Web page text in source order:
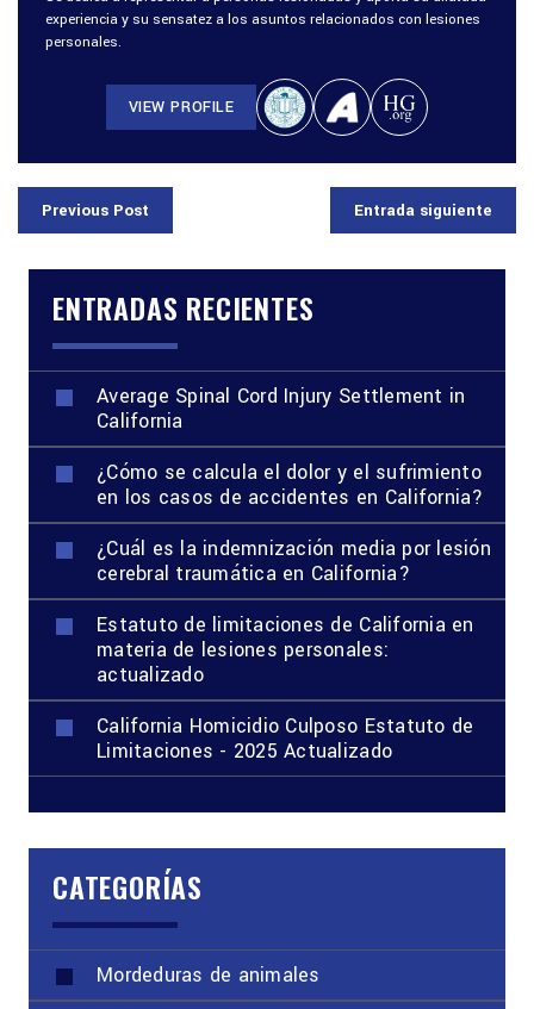
experiencia y su sensatez a los asuntos relacionados con lesiones
personales.
VIEW PROFILE
Previous Post Entrada siguiente
ENTRADAS RECIENTES
Average Spinal Cord Injury Settlement in
California
¿Cómo se calcula el dolor y el sufrimiento
en los casos de accidentes en California?
¿Cuál es la indemnización media por lesión
cerebral traumática en California?
Estatuto de limitaciones de California en
materia de lesiones personales:
actualizado
California Homicidio Culposo Estatuto de
Limitaciones - 2025 Actualizado
CATEGORÍAS
Mordeduras de animales